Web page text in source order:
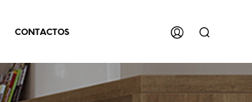
CONTACTOS